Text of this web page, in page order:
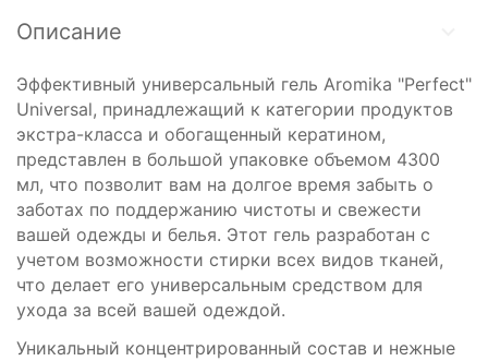
Описание
Эффективный универсальный гель Aromika "Perfect"
Universal, принадлежащий к категории продуктов
экстра-класса и обогащенный кератином,
представлен в большой упаковке объемом 4300
мл, что позволит вам на долгое время забыть о
заботах по поддержанию чистоты и свежести
вашей одежды и белья. Этот гель разработан с
учетом возможности стирки всех видов тканей,
что делает его универсальным средством для
ухода за всей вашей одеждой.
Уникальный концентрированный состав и нежные